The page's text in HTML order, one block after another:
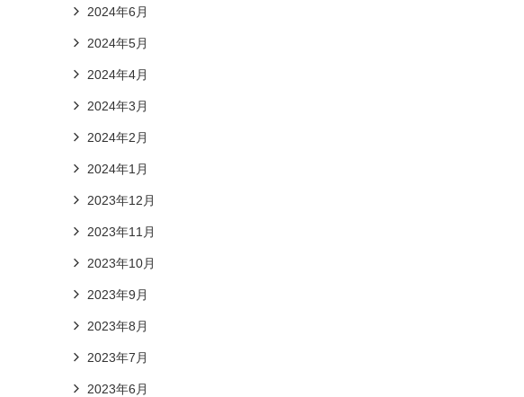
2024年6月
2024年5月
2024年4月
2024年3月
2024年2月
2024年1月
2023年12月
2023年11月
2023年10月
2023年9月
2023年8月
2023年7月
2023年6月